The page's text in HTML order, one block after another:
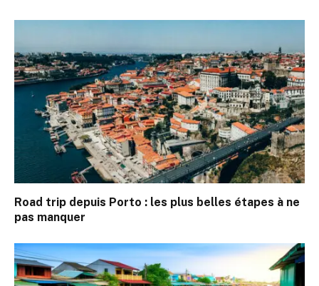
Road trip depuis Porto : les plus belles étapes à ne
pas manquer